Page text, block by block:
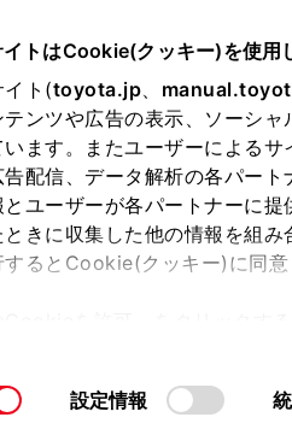
トはCookie(クッキー)を使用
イト(toyota.jp、
ンツや広告の表示、ソーシ
ます。またユーザーによる
告配信、データ解析の各パー
とユーザーが各パートナーに
ときに収集した他の情報を組
るとCookie(クッキー)に同意
ださい。設定情報
クス